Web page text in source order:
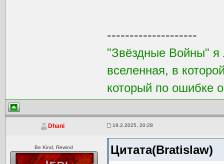
--------------------
"Звёздные Войны" я
вселенная, в
который по ошибке
Dhani 19.2.2025, 20:28
Be Kind, Rewind Цитата(Bratislaw)